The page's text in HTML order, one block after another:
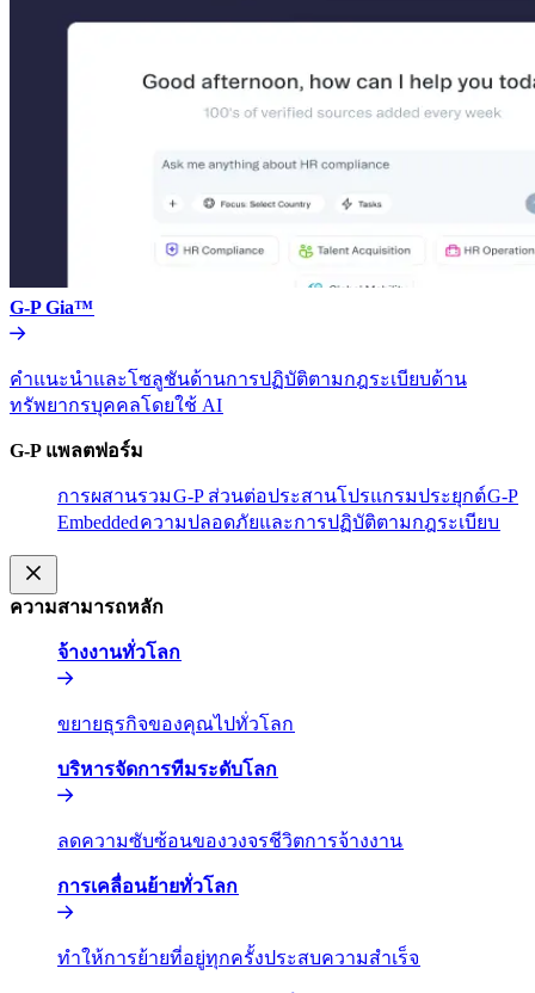
G-P Gia™​​
คำแนะนำและโซลูชันด้านการปฏิบัติตามกฎระเบียบด้าน
ทรัพยากรบุคคลโดยใช้ AI​​
G-P แพลตฟอร์ม​​
การผสานรวม​​G-P ส่วนต่อประสานโปรแกรมประยุกต์​​G-P
Embedded​​ความปลอดภัยและการปฏิบัติตามกฎระเบียบ​​
ความสามารถหลัก​​
จ้างงานทั่วโลก​​
ขยายธุรกิจของคุณไปทั่วโลก​​
บริหารจัดการทีมระดับโลก​​
ลดความซับซ้อนของวงจรชีวิตการจ้างงาน​​
การเคลื่อนย้ายทั่วโลก​​
ทำให้การย้ายที่อยู่ทุกครั้งประสบความสำเร็จ​​